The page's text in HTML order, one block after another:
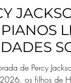
de Percy
os filhos de